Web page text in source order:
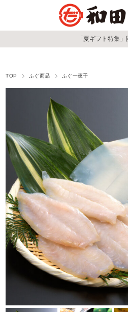
「夏ギフト特集」
TOP ふぐ商品 ふぐ一夜干